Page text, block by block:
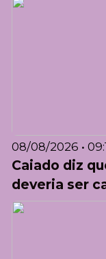
08/08/2026 •
Caiado diz
deveria ser